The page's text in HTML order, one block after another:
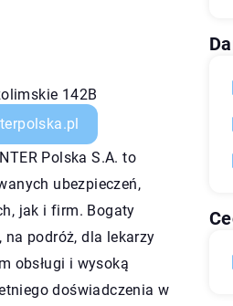
142B
Polska S.A. to
ubezpieczeń,
jak i firm. Bogaty
podróż, dla lekarzy
obsługi i wysoką
doświadczenia w